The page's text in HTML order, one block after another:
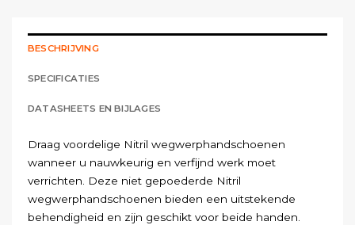
BESCHRIJVING
SPECIFICATIES
DATASHEETS EN BIJLAGES
Draag voordelige Nitril wegwerphandschoenen
wanneer u nauwkeurig en verfijnd werk moet
verrichten. Deze niet gepoederde Nitril
wegwerphandschoenen bieden een uitstekende
behendigheid en zijn geschikt voor beide handen.